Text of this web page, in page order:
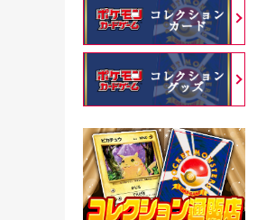
ネオラントV(008/028)
ネオラントV(030/100)
[RR]【S9】
120円(税込)
在庫数：2